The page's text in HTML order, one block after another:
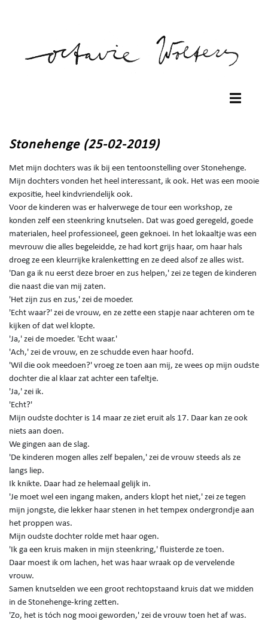
Stonehenge (25-02-2019)
Met mijn dochters was ik bij een tentoonstelling over Stonehenge.
Mijn dochters vonden het heel interessant, ik ook. Het was een mooie
expositie, heel kindvriendelijk ook.
Voor de kinderen was er halverwege de tour een workshop, ze
konden zelf een steenkring knutselen. Dat was goed geregeld, goede
materialen, heel professioneel, geen geknoei. In het lokaaltje was een
mevrouw die alles begeleidde, ze had kort grijs haar, om haar hals
droeg ze een kleurrijke kralenketting en ze deed alsof ze alles wist.
'Dan ga ik nu eerst deze broer en zus helpen,' zei ze tegen de kinderen
die naast die van mij zaten.
'Het zijn zus en zus,' zei de moeder.
'Echt waar?' zei de vrouw, en ze zette een stapje naar achteren om te
kijken of dat wel klopte.
'Ja,' zei de moeder. 'Echt waar.'
'Ach,' zei de vrouw, en ze schudde even haar hoofd.
'Wil die ook meedoen?' vroeg ze toen aan mij, ze wees op mijn oudste
dochter die al klaar zat achter een tafeltje.
'Ja,' zei ik.
'Echt?'
Mijn oudste dochter is 14 maar ze ziet eruit als 17. Daar kan ze ook
niets aan doen.
We gingen aan de slag.
'De kinderen mogen alles zelf bepalen,' zei de vrouw steeds als ze
langs liep.
Ik knikte. Daar had ze helemaal gelijk in.
'Je moet wel een ingang maken, anders klopt het niet,' zei ze tegen
mijn jongste, die lekker haar stenen in het tempex ondergrondje aan
het proppen was.
Mijn oudste dochter rolde met haar ogen.
'Ik ga een kruis maken in mijn steenkring,' fluisterde ze toen.
Daar moest ik om lachen, het was haar wraak op de vervelende
vrouw.
Samen knutselden we een groot rechtopstaand kruis dat we midden
in de Stonehenge-kring zetten.
'Zo, het is tóch nog mooi geworden,' zei de vrouw toen het af was.